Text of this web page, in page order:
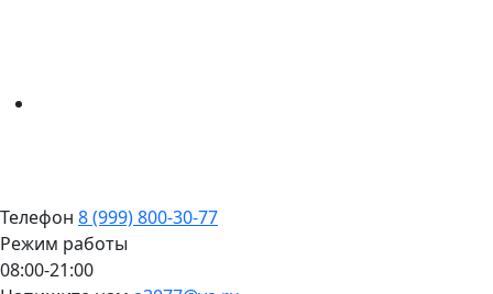
Телефон 8 (999) 800-30-77
Режим работы
08:00-21:00